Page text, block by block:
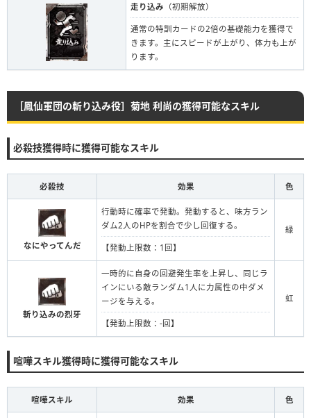
走り込み （初期解放）
通常の特訓カードの2倍の基礎能力を獲得で
きます。主にスピードが上がり、体力も上が
ります。
［鳳仙軍団の斬り込み役］菊地 利尚の獲得可能なスキル
必殺技獲得時に獲得可能なスキル
必殺技 効果 色
なにやってんだ
行動時に確率で発動。発動すると、味方ラン
ダム2人のHPを割合で少し回復する。
【発動上限数：1回】
緑
斬り込みの烈牙
一時的に自身の回避発生率を上昇し、同じラ
インにいる敵ランダム1人に力属性の中ダメ
ージを与える。
【発動上限数：-回】
虹
喧嘩スキル獲得時に獲得可能なスキル
喧嘩スキル 効果 色